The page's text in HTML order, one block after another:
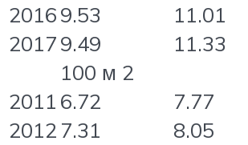
20169.53 11.01
20179.49 11.33
100 м 2
2011 6.72 7.77
2012 7.31 8.05